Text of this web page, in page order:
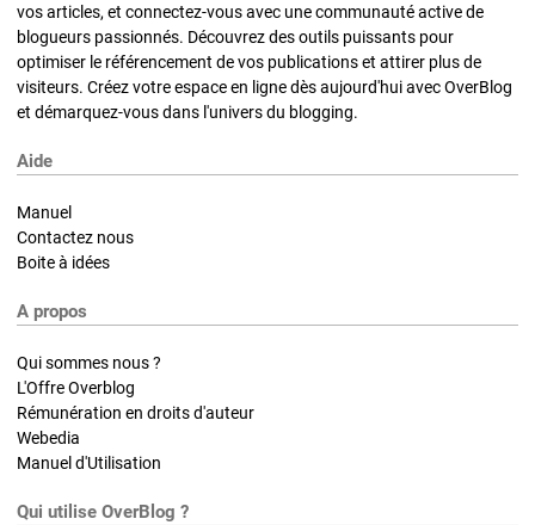
vos articles, et connectez-vous avec une communauté active de
blogueurs passionnés. Découvrez des outils puissants pour
optimiser le référencement de vos publications et attirer plus de
visiteurs. Créez votre espace en ligne dès aujourd'hui avec OverBlog
et démarquez-vous dans l'univers du blogging.
Aide
Manuel
Contactez nous
Boite à idées
A propos
Qui sommes nous ?
L'Offre Overblog
Rémunération en droits d'auteur
Webedia
Manuel d'Utilisation
Qui utilise OverBlog ?